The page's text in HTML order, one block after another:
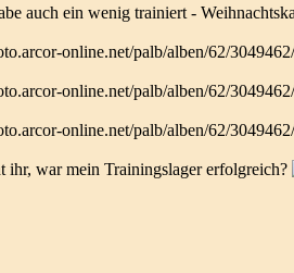
auch ein wenig trainiert -
ihr, war mein Trainingslager erfolgreich?